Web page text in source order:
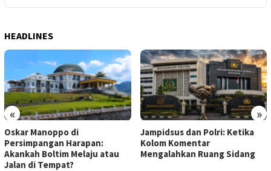
HEADLINES
« »
Oskar Manoppo di
Persimpangan Harapan:
Akankah Boltim Melaju atau
Jalan di Tempat?
Jampidsus dan Polri: Ketika
Kolom Komentar
Mengalahkan Ruang Sidang